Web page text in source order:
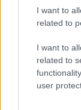
I want to
related to
I want to
related to
user
LIFESTYLE
Χρίστος
την